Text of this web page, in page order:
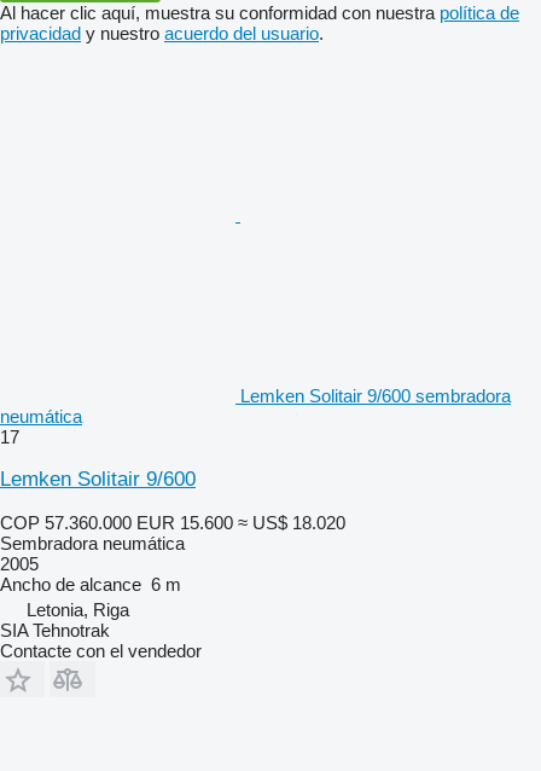
Al hacer clic aquí, muestra su conformidad con nuestra política de
privacidad y nuestro acuerdo del usuario.
Lemken Solitair 9/600 sembradora
neumática
17
Lemken Solitair 9/600
COP 57.360.000 EUR 15.600 ≈ US$ 18.020
Sembradora neumática
2005
Ancho de alcance 6 m
Letonia, Riga
SIA Tehnotrak
Contacte con el vendedor